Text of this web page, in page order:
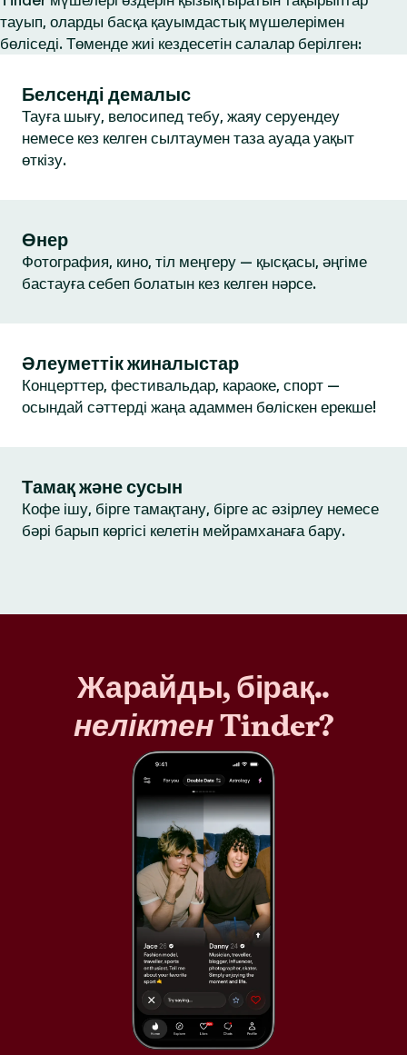
тауып, оларды басқа қауымдастық мүшелерімен
бөліседі. Төменде жиі кездесетін салалар берілген:
Белсенді демалыс
Тауға шығу, велосипед тебу, жаяу серуендеу
немесе кез келген сылтаумен таза ауада уақыт
өткізу.
Өнер
Фотография, кино, тіл меңгеру — қысқасы, әңгіме
бастауға себеп болатын кез келген нәрсе.
Әлеуметтік жиналыстар
Концерттер, фестивальдар, караоке, спорт —
осындай сәттерді жаңа адаммен бөліскен ерекше!
Тамақ және сусын
Кофе ішу, бірге тамақтану, бірге ас әзірлеу немесе
бәрі барып көргісі келетін мейрамханаға бару.
Жарайды, бірақ..
неліктенTinder?